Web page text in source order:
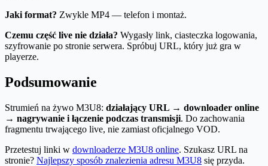
Jaki format? Zwykle MP4 — telefon i montaż.
Czemu część live nie działa? Wygasły link, ciasteczka logowania,
szyfrowanie po stronie serwera. Spróbuj URL, który już gra w
playerze.
Podsumowanie
Strumień na żywo M3U8: działający URL → downloader online
→ nagrywanie i łączenie podczas transmisji. Do zachowania
fragmentu trwającego live, nie zamiast oficjalnego VOD.
Przetestuj linki w downloaderze M3U8 online. Szukasz URL na
stronie? Najlepszy sposób znalezienia adresu M3U8 się przyda.